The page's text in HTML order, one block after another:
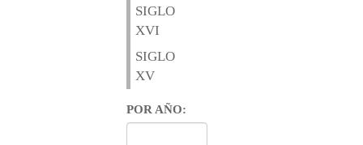
SIGLO
XVI
SIGLO
XV
POR AÑO: